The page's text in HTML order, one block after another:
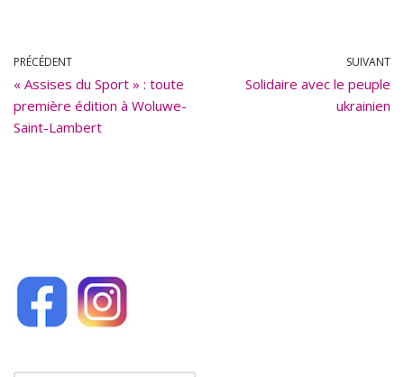
b
o
o
PRÉCÉDENT
« Assises du Sport » : toute
première édition à Woluwe-
Saint-Lambert
SUIVANT
Solidaire avec le peuple
ukrainien